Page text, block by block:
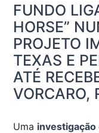
FUNDO
HORSE”
PROJETO
TEXAS E
ATÉ
VORCARO,
Uma investigação